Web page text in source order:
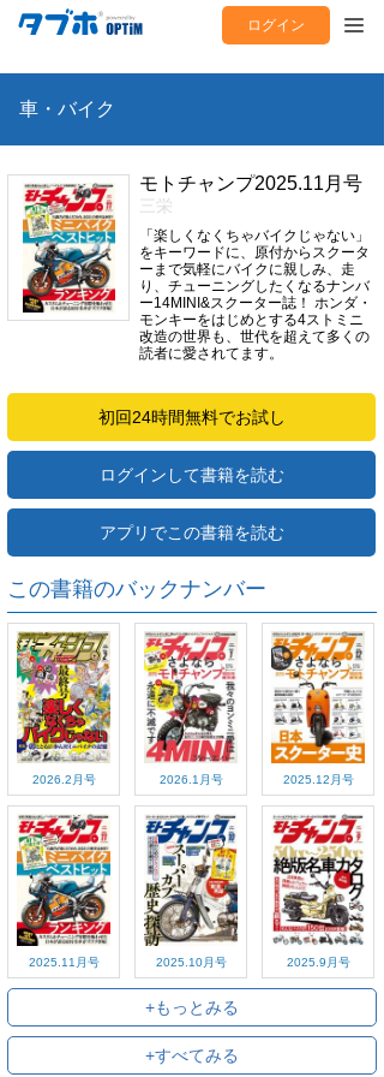
ログイン
車・バイク
モトチャンプ2025.11月号
三栄
「楽しくなくちゃバイクじゃない」
をキーワードに、原付からスクータ
ーまで気軽にバイクに親しみ、走
り、チューニングしたくなるナンバ
ー14MINI&スクーター誌！ ホンダ・
モンキーをはじめとする4ストミニ
改造の世界も、世代を超えて多くの
読者に愛されてます。
初回24時間無料でお試し
ログインして書籍を読む
アプリでこの書籍を読む
この書籍のバックナンバー
2026.2月号 2026.1月号 2025.12月号
2025.11月号 2025.10月号 2025.9月号
+もっとみる
+すべてみる